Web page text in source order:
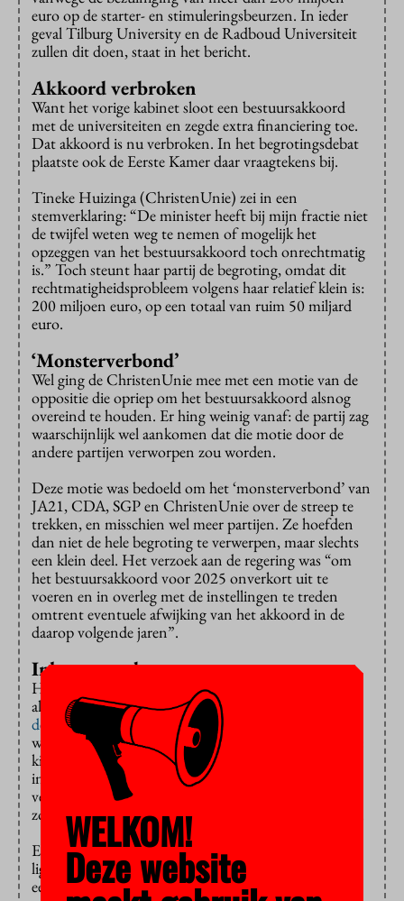
euro op de starter- en stimuleringsbeurzen. In ieder
geval Tilburg University en de Radboud Universiteit
zullen dit doen, staat in het bericht.
Akkoord verbroken
Want het vorige kabinet sloot een bestuursakkoord
met de universiteiten en zegde extra financiering toe.
Dat akkoord is nu verbroken. In het begrotingsdebat
plaatste ook de Eerste Kamer daar vraagtekens bij.
Tineke Huizinga (ChristenUnie) zei in een
stemverklaring: “De minister heeft bij mijn fractie niet
de twijfel weten weg te nemen of mogelijk het
opzeggen van het bestuursakkoord toch onrechtmatig
is.” Toch steunt haar partij de begroting, omdat dit
rechtmatigheidsprobleem volgens haar relatief klein is:
200 miljoen euro, op een totaal van ruim 50 miljard
euro.
‘Monsterverbond’
Wel ging de ChristenUnie mee met een motie van de
oppositie die opriep om het bestuursakkoord alsnog
overeind te houden. Er hing weinig vanaf: de partij zag
waarschijnlijk wel aankomen dat die motie door de
andere partijen verworpen zou worden.
Deze motie was bedoeld om het ‘monsterverbond’ van
JA21, CDA, SGP en ChristenUnie over de streep te
trekken, en misschien wel meer partijen. Ze hoefden
dan niet de hele begroting te verwerpen, maar slechts
een klein deel. Het verzoek aan de regering was “om
het bestuursakkoord voor 2025 onverkort uit te
voeren en in overleg met de instellingen te treden
omtrent eventuele afwijking van het akkoord in de
daarop volgende jaren”.
Inktzwarte dag
Het verzet tegen het beleid gaat dus door, en niet
alleen in de rechtszaal. Studenten
demonstreren , laat de Landelijke Studentenvakbond
weten: “Er wordt bezuinigd op de toekomst van onze
kinderen en kleinkinderen.” Vakbond FNV (“Een
inktzwarte dag voor het Nederlandse onderwijs”)
vestigt de aandacht op de lokale acties en stakingen,
zoals vandaag in Rotterdam en donderdag in Tilburg.
Er valt nog genoeg te bevechten. De regeringspartijen
liggen vaak met elkaar overhoop en nu moeten ze het
eens worden over de Voorjaarsnota, met alle mee- en
WELKOM!
Deze website